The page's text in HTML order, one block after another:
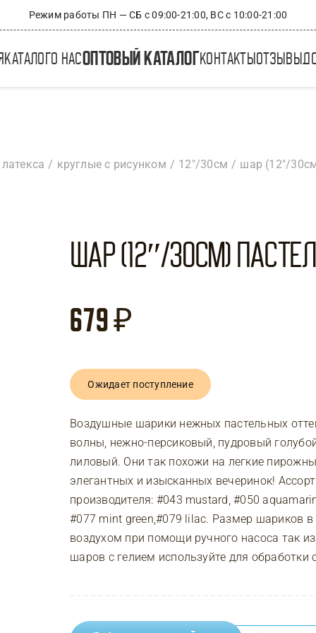
Режим работы ПН — СБ с 09:00-21:00, ВС с 10:00-21:00
каталого насоптовый каталогконтакты отзывы
круглые с рисунком 12"/30см шар (12″/
Шар (12″/30см)
679₽
Ожидает поступление
Воздушные шарики нежных пастельных
волны, нежно-персиковый, пудровый
лиловый. Они так похожи на легкие
элегантных и изысканных вечеринок!
производителя: #043 mustard, #050
#077 mint green,#079 lilac. Размер шариков в
воздухом при помощи ручного насоса так
шаров с гелием используйте для обработки